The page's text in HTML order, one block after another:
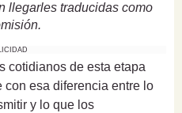
llegarles traducidas como
cotidianos de esta etapa
con esa diferencia entre lo
y lo que los